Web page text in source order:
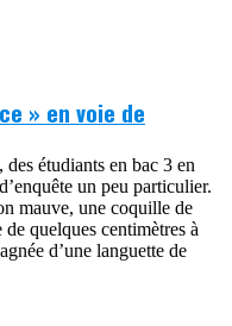
» en voie de
étudiants en bac 3 en
un peu particulier.
mauve, une coquille de
quelques centimètres à
d’une languette de